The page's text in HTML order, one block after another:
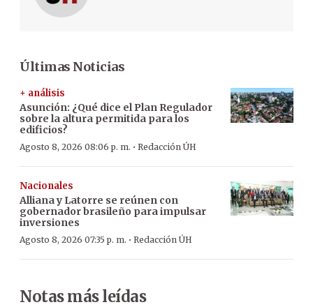
Últimas Noticias
+ análisis
Asunción: ¿Qué dice el Plan Regulador
sobre la altura permitida para los
edificios?
Agosto 8, 2026 08:06 p. m. · Redacción ÚH
Nacionales
Alliana y Latorre se reúnen con
gobernador brasileño para impulsar
inversiones
Agosto 8, 2026 07:35 p. m. · Redacción ÚH
Notas más leídas